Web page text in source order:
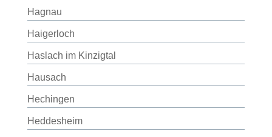
Hagnau
Haigerloch
Haslach im Kinzigtal
Hausach
Hechingen
Heddesheim